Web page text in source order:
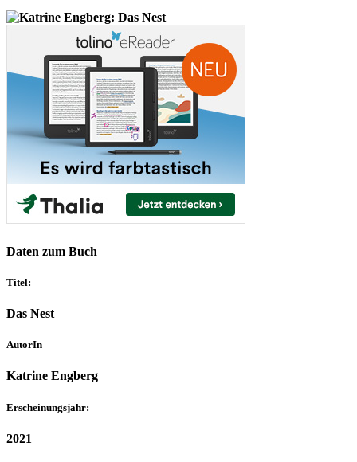
Daten zum Buch
Titel:
Das Nest
AutorIn
Katrine Engberg
Erscheinungsjahr:
2021